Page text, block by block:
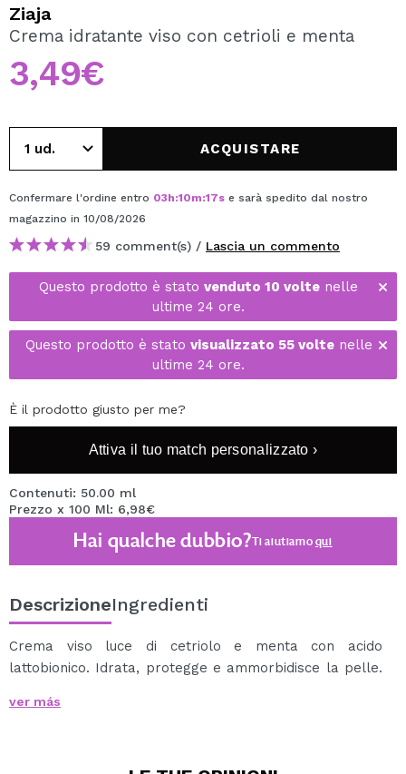
Creando un account su Maquibeauty.it potrai fare i tuoi
acquisti velocemente, controllare lo stato dei tuoi ordini e
consultare le tue operazioni precedenti.
CREARE UN ACCOUNT
Ziaja
Crema idratante viso con cetrioli e menta
3,49€
ACQUISTARE
Confermare l'ordine entro 03h:10m:17s e sarà spedito dal nostro
magazzino in 10/08/2026
59 comment(s) / Lascia un commento
Questo prodotto è stato venduto 10 volte nelle
ultime 24 ore.
Questo prodotto è stato visualizzato 55 voltenelle
ultime 24 ore.
È il prodotto giusto per me?
Attiva il tuo match personalizzato ›
Contenuti: 50.00 ml
Prezzo x 100 Ml: 6,98€
Hai qualche dubbio?Ti aiutiamoqui
DescrizioneIngredienti
Crema viso luce di cetriolo e menta con acido
lattobionico. Idrata, protegge e ammorbidisce la pelle.
prendere il sole, il rossore e l'acne. Illumina
ver más